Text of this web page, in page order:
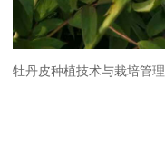
牡丹皮种植技术与栽培管理